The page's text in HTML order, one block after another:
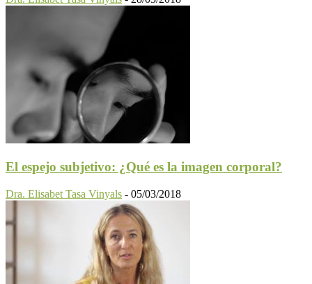
El espejo subjetivo: ¿Qué es la imagen corporal?
Dra. Elisabet Tasa Vinyals - 05/03/2018